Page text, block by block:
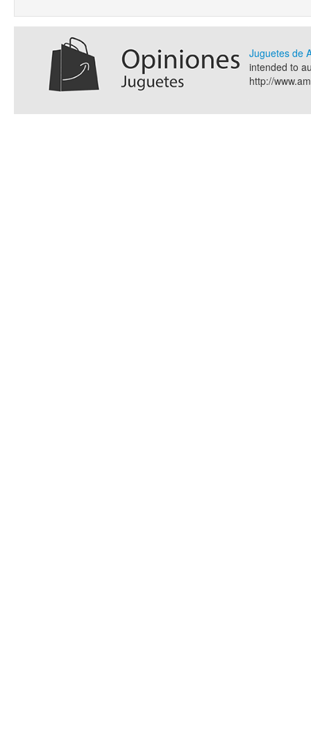
Juguetes de
intended to
http://